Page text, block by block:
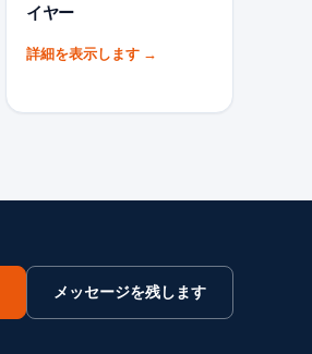
イヤー
詳細を表示します →
メッセージを残します